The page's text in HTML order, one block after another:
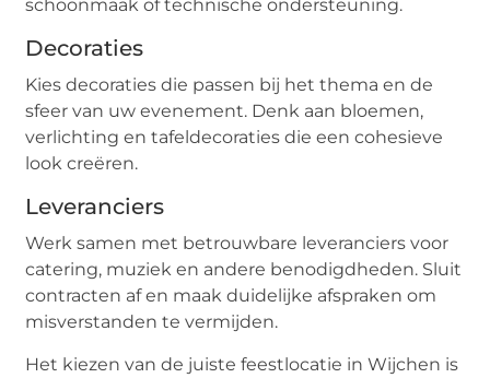
schoonmaak of technische ondersteuning.
Decoraties
Kies decoraties die passen bij het thema en de
sfeer van uw evenement. Denk aan bloemen,
verlichting en tafeldecoraties die een cohesieve
look creëren.
Leveranciers
Werk samen met betrouwbare leveranciers voor
catering, muziek en andere benodigdheden. Sluit
contracten af en maak duidelijke afspraken om
misverstanden te vermijden.
Het kiezen van de juiste feestlocatie in Wijchen is